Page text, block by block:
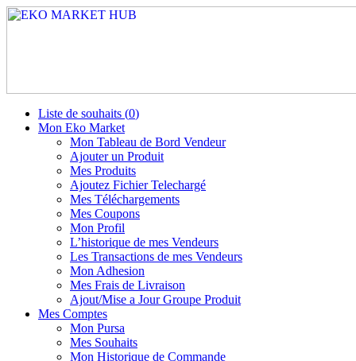
Liste de souhaits (0)
Mon Eko Market
Mon Tableau de Bord Vendeur
Ajouter un Produit
Mes Produits
Ajoutez Fichier Telechargé
Mes Téléchargements
Mes Coupons
Mon Profil
L’historique de mes Vendeurs
Les Transactions de mes Vendeurs
Mon Adhesion
Mes Frais de Livraison
Ajout/Mise a Jour Groupe Produit
Mes Comptes
Mon Pursa
Mes Souhaits
Mon Historique de Commande